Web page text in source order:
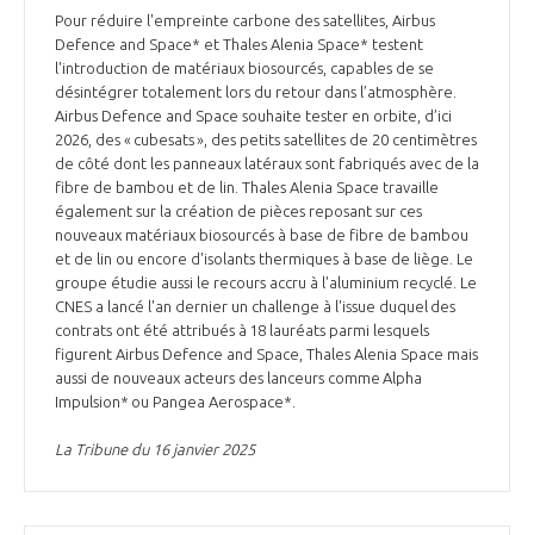
Pour réduire l'empreinte carbone des satellites, Airbus
Defence and Space* et Thales Alenia Space* testent
l'introduction de matériaux biosourcés, capables de se
désintégrer totalement lors du retour dans l’atmosphère.
Airbus Defence and Space souhaite tester en orbite, d’ici
2026, des « cubesats », des petits satellites de 20 centimètres
de côté dont les panneaux latéraux sont fabriqués avec de la
fibre de bambou et de lin. Thales Alenia Space travaille
également sur la création de pièces reposant sur ces
nouveaux matériaux biosourcés à base de fibre de bambou
et de lin ou encore d'isolants thermiques à base de liège. Le
groupe étudie aussi le recours accru à l'aluminium recyclé. Le
CNES a lancé l'an dernier un challenge à l'issue duquel des
contrats ont été attribués à 18 lauréats parmi lesquels
figurent Airbus Defence and Space, Thales Alenia Space mais
aussi de nouveaux acteurs des lanceurs comme Alpha
Impulsion* ou Pangea Aerospace*.
La Tribune du 16 janvier 2025